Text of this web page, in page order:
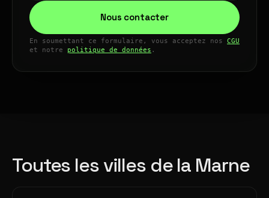
Nous contacter
En soumettant ce formulaire, vous acceptez nos CGU
et notre politique de données .
Toutes les villes de la Marne